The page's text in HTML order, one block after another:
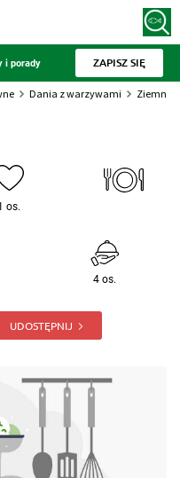
i porady ZAPISZ SIĘ
Dania z warzywami
os.
4 os.
UDOSTĘPNIJ